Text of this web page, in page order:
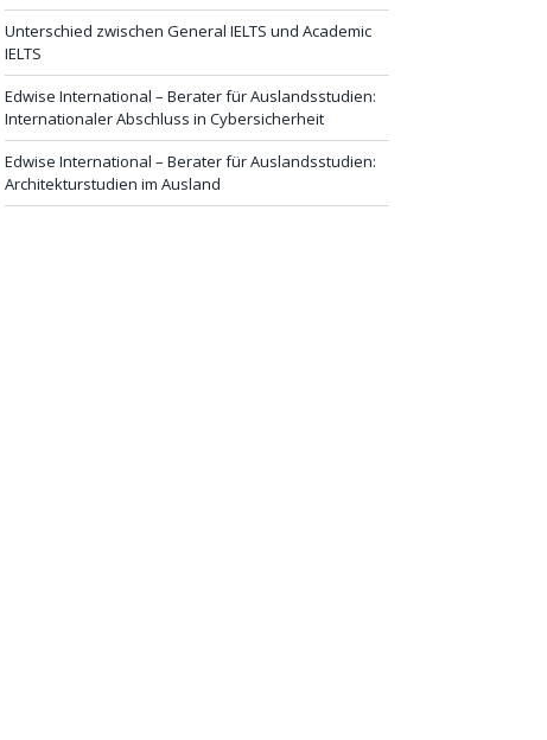
Unterschied zwischen General IELTS und Academic
IELTS
Edwise International – Berater für Auslandsstudien:
Internationaler Abschluss in Cybersicherheit
Edwise International – Berater für Auslandsstudien:
Architekturstudien im Ausland